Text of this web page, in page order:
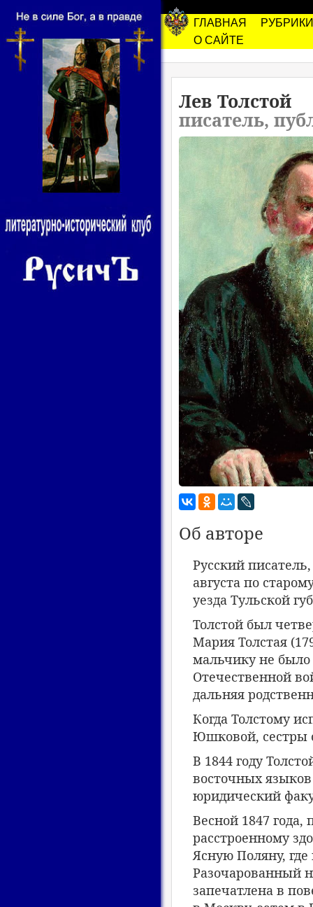
ГЛАВНАЯ
РУБРИКИ
О САЙТЕ
Лев Толстой
писатель,
Об авторе
Русский
августа по
уезда Тульской
Толстой был
Мария Толстая
мальчику не было
Отечественной
дальняя
Когда Толстому
Юшковой, сестры
В 1844 году
восточных
юридический
Весной 1847
расстроенному
Ясную Поляну,
Разочарованный
запечатлена в